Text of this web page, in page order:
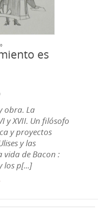
es
obra. La
y XVII. Un filósofo
y proyectos
y las
vida de Bacon :
los p[...]